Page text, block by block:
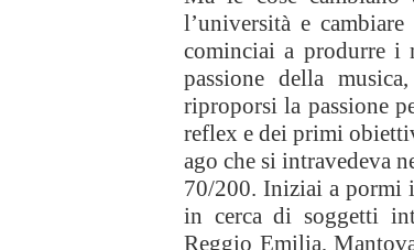
l’università e
cominciai a produrre i
passione della
riproporsi la passione
reflex e dei primi
ago che si intravedeva
70/200. Iniziai a pormi
in cerca di soggetti
Reggio Emilia,